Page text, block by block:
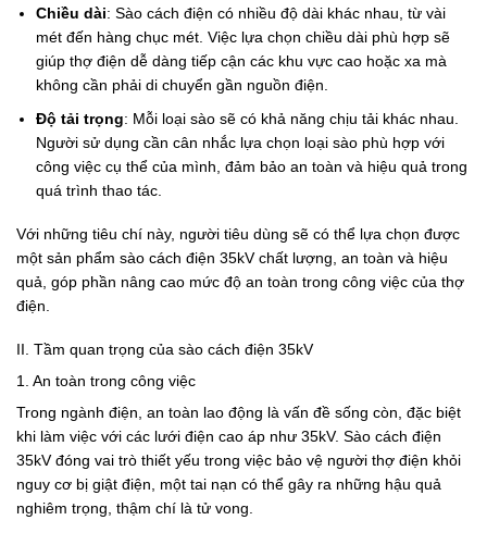
Chiều dài: Sào cách điện có nhiều độ dài khác nhau, từ vài
mét đến hàng chục mét. Việc lựa chọn chiều dài phù hợp sẽ
giúp thợ điện dễ dàng tiếp cận các khu vực cao hoặc xa mà
không cần phải di chuyển gần nguồn điện.
Độ tải trọng: Mỗi loại sào sẽ có khả năng chịu tải khác nhau.
Người sử dụng cần cân nhắc lựa chọn loại sào phù hợp với
công việc cụ thể của mình, đảm bảo an toàn và hiệu quả trong
quá trình thao tác.
Với những tiêu chí này, người tiêu dùng sẽ có thể lựa chọn được
một sản phẩm sào cách điện 35kV chất lượng, an toàn và hiệu
quả, góp phần nâng cao mức độ an toàn trong công việc của thợ
điện.
II. Tầm quan trọng của sào cách điện 35kV
1. An toàn trong công việc
Trong ngành điện, an toàn lao động là vấn đề sống còn, đặc biệt
khi làm việc với các lưới điện cao áp như 35kV. Sào cách điện
35kV đóng vai trò thiết yếu trong việc bảo vệ người thợ điện khỏi
nguy cơ bị giật điện, một tai nạn có thể gây ra những hậu quả
nghiêm trọng, thậm chí là tử vong.